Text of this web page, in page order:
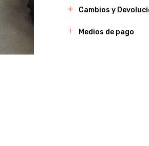
Cambios y
Medios de pago